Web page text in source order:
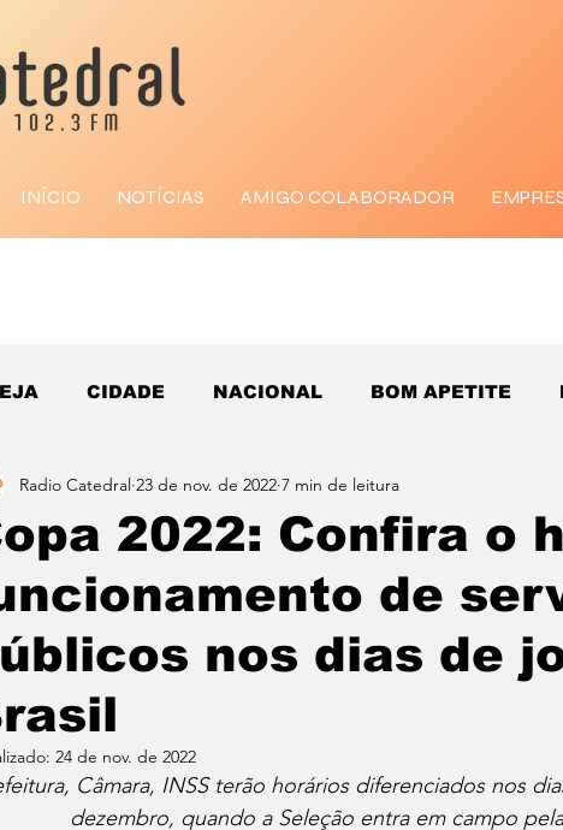
INÍCIO NOTÍCIAS AMIGO COLABORADOR
CIDADE NACIONAL BOM APETITE
2022: Confira o
de
nos dias de
Radio Catedral 23 de nov. de 2022 7 min de leitura
24 de nov. de 2022
Câmara, INSS terão horários diferenciados nos
dezembro, quando a Seleção entra em campo